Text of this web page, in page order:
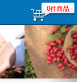
0件商品